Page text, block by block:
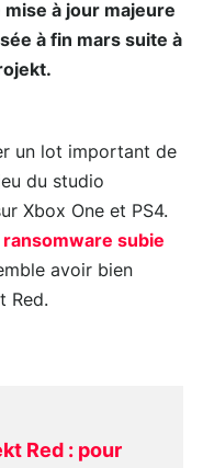
à jour majeure
à fin mars suite à
un lot important de
du studio
Xbox One et PS4.
subie
avoir bien
Red.
Red : pour